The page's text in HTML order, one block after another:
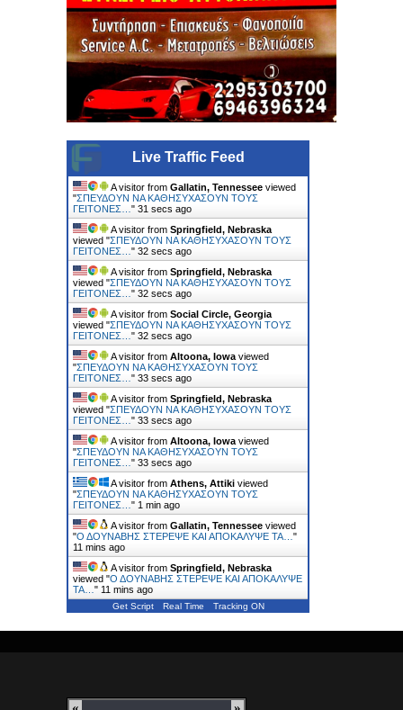
Live Traffic Feed
A visitor from Gallatin, Tennessee viewed
"ΣΠΕΥΔΟΥΝ ΝΑ ΚΑΘΗΣΥΧΑΣΟΥΝ ΤΟΥΣ
ΓΕΙΤΟΝΕΣ… " 32 secs ago
A visitor from Springfield, Nebraska
viewed "ΣΠΕΥΔΟΥΝ ΝΑ ΚΑΘΗΣΥΧΑΣΟΥΝ ΤΟΥΣ
ΓΕΙΤΟΝΕΣ… " 33 secs ago
A visitor from Springfield, Nebraska
viewed "ΣΠΕΥΔΟΥΝ ΝΑ ΚΑΘΗΣΥΧΑΣΟΥΝ ΤΟΥΣ
ΓΕΙΤΟΝΕΣ… " 33 secs ago
A visitor from Social Circle, Georgia
viewed "ΣΠΕΥΔΟΥΝ ΝΑ ΚΑΘΗΣΥΧΑΣΟΥΝ ΤΟΥΣ
ΓΕΙΤΟΝΕΣ… " 33 secs ago
A visitor from Altoona, Iowa viewed
"ΣΠΕΥΔΟΥΝ ΝΑ ΚΑΘΗΣΥΧΑΣΟΥΝ ΤΟΥΣ
ΓΕΙΤΟΝΕΣ… " 34 secs ago
A visitor from Springfield, Nebraska
viewed "ΣΠΕΥΔΟΥΝ ΝΑ ΚΑΘΗΣΥΧΑΣΟΥΝ ΤΟΥΣ
ΓΕΙΤΟΝΕΣ… " 34 secs ago
A visitor from Altoona, Iowa viewed
"ΣΠΕΥΔΟΥΝ ΝΑ ΚΑΘΗΣΥΧΑΣΟΥΝ ΤΟΥΣ
ΓΕΙΤΟΝΕΣ… " 34 secs ago
A visitor from Athens, Attiki viewed
"ΣΠΕΥΔΟΥΝ ΝΑ ΚΑΘΗΣΥΧΑΣΟΥΝ ΤΟΥΣ
ΓΕΙΤΟΝΕΣ… " 1 min ago
A visitor from Gallatin, Tennessee viewed
"Ο ΔΟΥΝΑΒΗΣ ΣΤΕΡΕΨΕ ΚΑΙ ΑΠΟΚΑΛΥΨΕ ΤΑ… "
11 mins ago
A visitor from Springfield, Nebraska
viewed "Ο ΔΟΥΝΑΒΗΣ ΣΤΕΡΕΨΕ ΚΑΙ ΑΠΟΚΑΛΥΨΕ
ΤΑ… " 11 mins ago
Get Script Real Time Tracking ON